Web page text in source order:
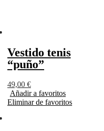
Vestido tenis
“puño”
49,00 €
Añadir a favoritos
Eliminar de favoritos